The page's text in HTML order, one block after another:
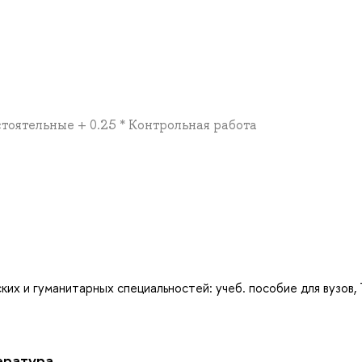
+ 0.25 * Контрольная работа
и гуманитарных специальностей: учеб. пособие для